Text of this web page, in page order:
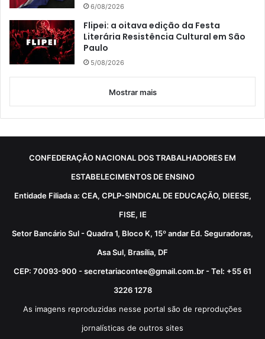
6/08/2026
Flipei: a oitava edição da Festa
Literária Resistência Cultural em São
Paulo
5/08/2026
Mostrar mais
CONFEDERAÇÃO NACIONAL DOS TRABALHADORES EM
ESTABELECIMENTOS DE ENSINO
Entidade Filiada a: CEA, CPLP-SINDICAL DE EDUCAÇÃO, DIEESE,
FISE, IE
Setor Bancário Sul - Quadra 1, Bloco K, 15º andar Ed. Seguradoras,
Asa Sul, Brasília, DF
CEP: 70093-900 - secretariacontee@gmail.com.br - Tel: +55 61
3226 1278
As imagens reproduzidas nesse portal são de reproduções
jornalísticas de outros sites